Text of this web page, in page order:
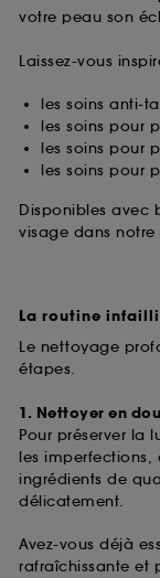
votre peau son
Laissez-vous
les soins anti-
les soins pour
les soins pour
les soins pour
Disponibles avec
visage dans
La routine
Le nettoyage
étapes.
1. Nettoyer en
Pour préserver la
les imperfections,
ingrédients de
délicatement.
Avez-vous déjà
rafraîchissante et